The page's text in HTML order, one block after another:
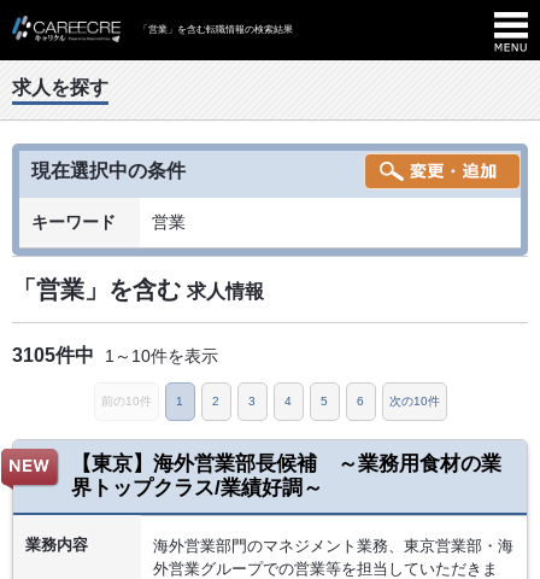
「営業」を含む転職情報の検索結果
求人を探す
現在選択中の条件
キーワード 営業
「営業」を含む 求人情報
3105件中 1～10件を表示
前の10件 1 2 3 4 5 6 次の10件
【東京】海外営業部長候補 ～業務用食材の業
界トップクラス/業績好調～
業務内容
海外営業部門のマネジメント業務、東京営業部・海
外営業グループでの営業等を担当していただきま